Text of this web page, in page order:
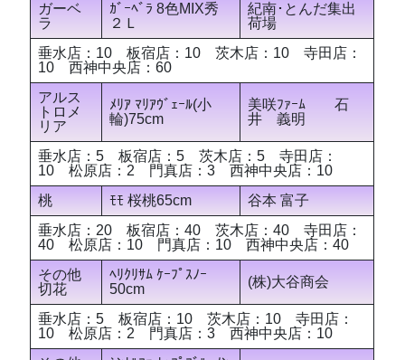
ガーベ
ラ
ｶﾞｰﾍﾞﾗ 8色MIX秀
２Ｌ
紀南･とんだ集出
荷場
垂水店：10 板宿店：10 茨木店：10 寺田店：
10 西神中央店：60
アルス
トロメ
リア
ﾒﾘｱ ﾏﾘｱｳﾞｪｰﾙ(小
輪)75cm
美咲ﾌｧｰﾑ 石
井 義明
垂水店：5 板宿店：5 茨木店：5 寺田店：
10 松原店：2 門真店：3 西神中央店：10
桃
ﾓﾓ 桜桃65cm
谷本 富子
垂水店：20 板宿店：40 茨木店：40 寺田店：
40 松原店：10 門真店：10 西神中央店：40
その他
切花
ﾍﾘｸﾘｻﾑ ｹｰﾌﾟｽﾉｰ
50cm
(株)大谷商会
垂水店：5 板宿店：10 茨木店：10 寺田店：
10 松原店：2 門真店：3 西神中央店：10